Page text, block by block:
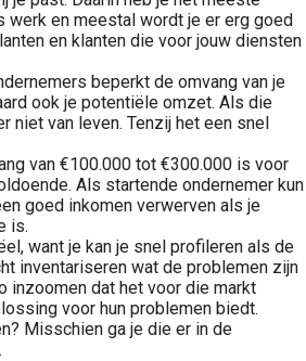
werk en meestal wordt je er erg goed
en klanten die voor jouw diensten
beperkt de omvang van je
ook je potentiële omzet. Als die
niet van leven. Tenzij het een snel
van €100.000 tot €300.000 is voor
Als startende ondernemer kun
goed inkomen verwerven als je
is.
want je kan je snel profileren als de
inventariseren wat de problemen zijn
inzoomen dat het voor die markt
voor hun problemen biedt.
Misschien ga je die er in de